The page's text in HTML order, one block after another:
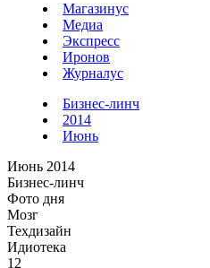
Магазинус
Медиа
Экспресс
Иронов
Журналус
Бизнес-линч
2014
Июнь
Июнь 2014
Бизнес-линч
Фото дня
Мозг
Техдизайн
Идиотека
12